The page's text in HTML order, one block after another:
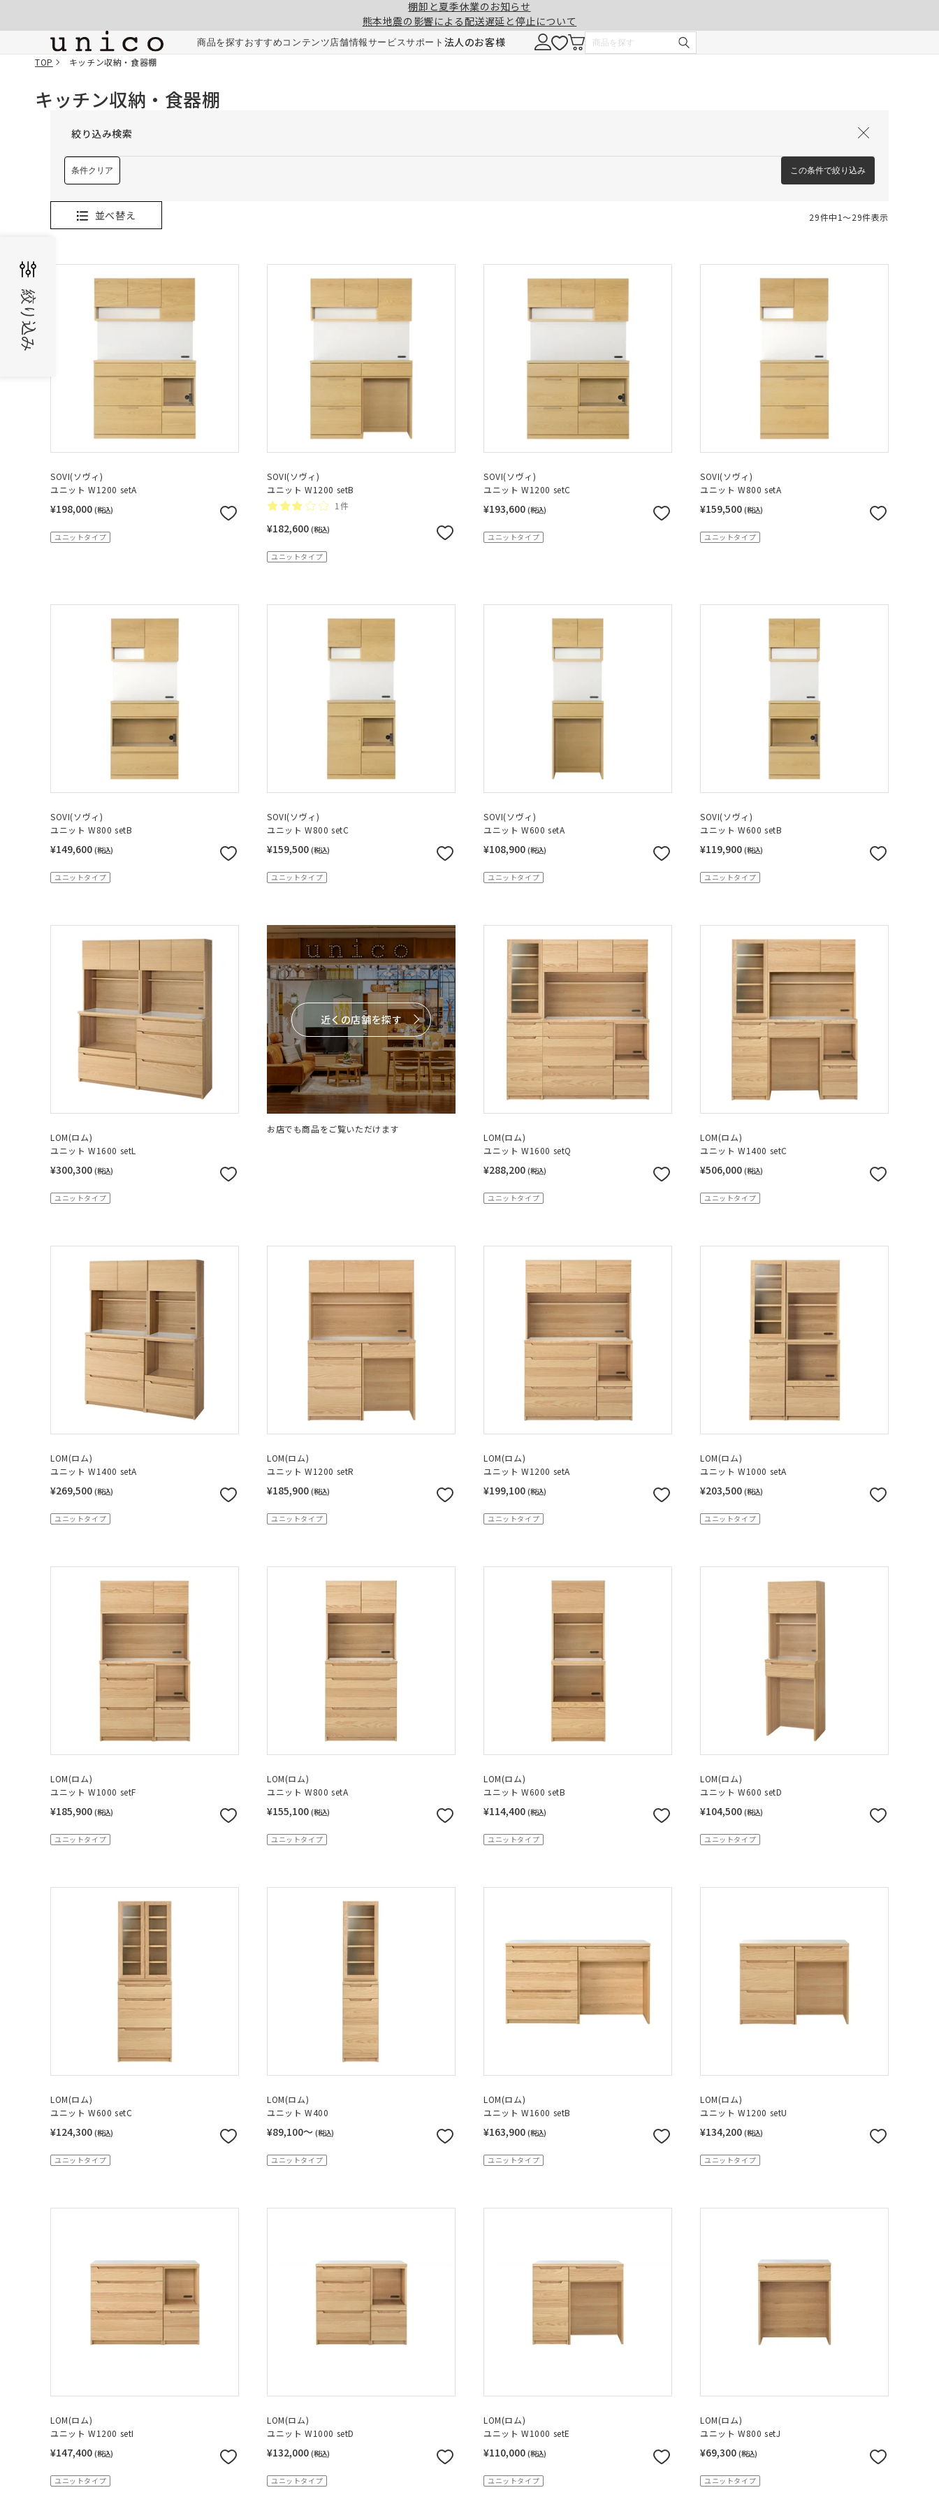
棚卸と夏季休業のお知らせ
熊本地震の影響による配送遅延と停止について
商品を探す おすすめコンテンツ 店舗情報サービスサポート 法人のお客様
TOP キッチン収納・食器棚
キッチン収納・食器棚
絞り込み
絞り込み検索
条件クリア この条件で絞り込み
並べ替え 29件中1〜29件表示
SOVI(ソヴィ)
ユニット W1200 setA
¥198,000 (税込)
ユニットタイプ
SOVI(ソヴィ)
ユニット W1200 setB
1件
¥182,600 (税込)
ユニットタイプ
SOVI(ソヴィ)
ユニット W1200 setC
¥193,600 (税込)
ユニットタイプ
SOVI(ソヴィ)
ユニット W800 setA
¥159,500 (税込)
ユニットタイプ
SOVI(ソヴィ)
ユニット W800 setB
¥149,600 (税込)
ユニットタイプ
SOVI(ソヴィ)
ユニット W800 setC
¥159,500 (税込)
ユニットタイプ
SOVI(ソヴィ)
ユニット W600 setA
¥108,900 (税込)
ユニットタイプ
SOVI(ソヴィ)
ユニット W600 setB
¥119,900 (税込)
ユニットタイプ
LOM(ロム)
ユニット W1600 setL
¥300,300 (税込)
ユニットタイプ
近くの店舗を探す
お店でも商品をご覧いただけます
LOM(ロム)
ユニット W1600 setQ
¥288,200 (税込)
ユニットタイプ
LOM(ロム)
ユニット W1400 setC
¥506,000 (税込)
ユニットタイプ
LOM(ロム)
ユニット W1400 setA
¥269,500 (税込)
ユニットタイプ
LOM(ロム)
ユニット W1200 setR
¥185,900 (税込)
ユニットタイプ
LOM(ロム)
ユニット W1200 setA
¥199,100 (税込)
ユニットタイプ
LOM(ロム)
ユニット W1000 setA
¥203,500 (税込)
ユニットタイプ
LOM(ロム)
ユニット W1000 setF
¥185,900 (税込)
ユニットタイプ
LOM(ロム)
ユニット W800 setA
¥155,100 (税込)
ユニットタイプ
LOM(ロム)
ユニット W600 setB
¥114,400 (税込)
ユニットタイプ
LOM(ロム)
ユニット W600 setD
¥104,500 (税込)
ユニットタイプ
LOM(ロム)
ユニット W600 setC
¥124,300 (税込)
ユニットタイプ
LOM(ロム)
ユニット W400
¥89,100〜 (税込)
ユニットタイプ
LOM(ロム)
ユニット W1600 setB
¥163,900 (税込)
ユニットタイプ
LOM(ロム)
ユニット W1200 setU
¥134,200 (税込)
ユニットタイプ
LOM(ロム)
ユニット W1200 setI
¥147,400 (税込)
ユニットタイプ
LOM(ロム)
ユニット W1000 setD
¥132,000 (税込)
ユニットタイプ
LOM(ロム)
ユニット W1000 setE
¥110,000 (税込)
ユニットタイプ
LOM(ロム)
ユニット W800 setJ
¥69,300 (税込)
ユニットタイプ